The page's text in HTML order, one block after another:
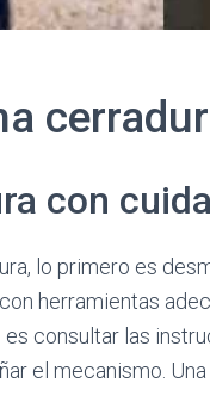
con
lo primero es
herramientas
consultar las
el mecanismo.